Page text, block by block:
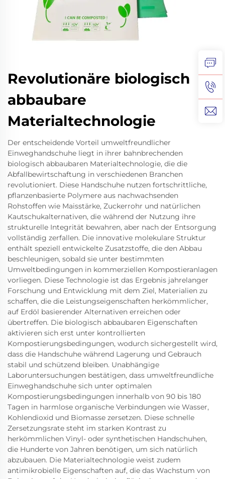
Revolutionäre biologisch
abbaubare
Materialtechnologie
Der entscheidende Vorteil umweltfreundlicher
Einweghandschuhe liegt in ihrer bahnbrechenden
biologisch abbaubaren Materialtechnologie, die die
Abfallbewirtschaftung in verschiedenen Branchen
revolutioniert. Diese Handschuhe nutzen fortschrittliche,
pflanzenbasierte Polymere aus nachwachsenden
Rohstoffen wie Maisstärke, Zuckerrohr und natürlichen
Kautschukalternativen, die während der Nutzung ihre
strukturelle Integrität bewahren, aber nach der Entsorgung
vollständig zerfallen. Die innovative molekulare Struktur
enthält speziell entwickelte Zusatzstoffe, die den Abbau
beschleunigen, sobald sie unter bestimmten
Umweltbedingungen in kommerziellen Kompostieranlagen
vorliegen. Diese Technologie ist das Ergebnis jahrelanger
Forschung und Entwicklung mit dem Ziel, Materialien zu
schaffen, die die Leistungseigenschaften herkömmlicher,
auf Erdöl basierender Alternativen erreichen oder
übertreffen. Die biologisch abbaubaren Eigenschaften
aktivieren sich erst unter kontrollierten
Kompostierungsbedingungen, wodurch sichergestellt wird,
dass die Handschuhe während Lagerung und Gebrauch
stabil und schützend bleiben. Unabhängige
Laboruntersuchungen bestätigen, dass umweltfreundliche
Einweghandschuhe sich unter optimalen
Kompostierungsbedingungen innerhalb von 90 bis 180
Tagen in harmlose organische Verbindungen wie Wasser,
Kohlendioxid und Biomasse zersetzen. Diese schnelle
Zersetzungsrate steht im starken Kontrast zu
herkömmlichen Vinyl- oder synthetischen Handschuhen,
die Hunderte von Jahren benötigen, um sich natürlich
abzubauen. Die Materialtechnologie weist zudem
antimikrobielle Eigenschaften auf, die das Wachstum von